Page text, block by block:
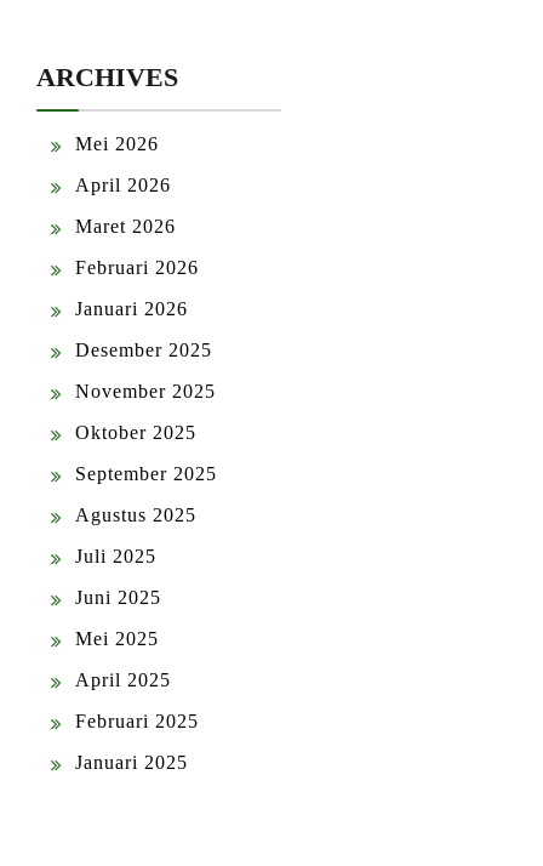
ARCHIVES
Mei 2026
April 2026
Maret 2026
Februari 2026
Januari 2026
Desember 2025
November 2025
Oktober 2025
September 2025
Agustus 2025
Juli 2025
Juni 2025
Mei 2025
April 2025
Februari 2025
Januari 2025